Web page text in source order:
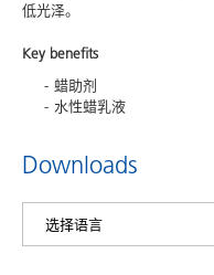
低光泽。
Key benefits
蜡助剂
水性蜡乳液
Downloads